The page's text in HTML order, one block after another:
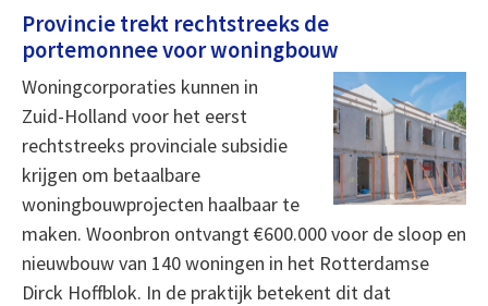
Provincie trekt rechtstreeks de
portemonnee voor woningbouw
Woningcorporaties kunnen in
Zuid-Holland voor het eerst
rechtstreeks provinciale subsidie
krijgen om betaalbare
woningbouwprojecten haalbaar te
maken. Woonbron ontvangt €600.000 voor de sloop en
nieuwbouw van 140 woningen in het Rotterdamse
Dirck Hoffblok. In de praktijk betekent dit dat